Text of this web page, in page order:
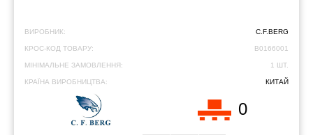
ВИРОБНИК: C.F.BERG
КРОС-КОД ТОВАРУ: B0166001
МІНІМАЛЬНЕ ЗАМОВЛЕННЯ: 1 ШТ.
КРАЇНА ВИРОБНИЦТВА: КИТАЙ
0